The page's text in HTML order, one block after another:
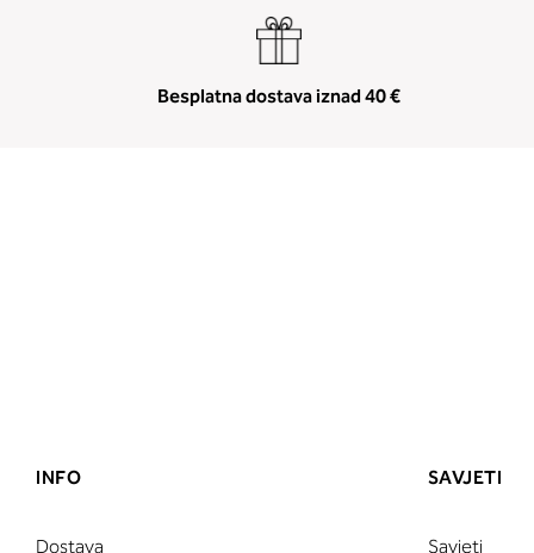
Besplatna dostava iznad 40 €
INFO
Dostava
SAVJETI
Savjeti